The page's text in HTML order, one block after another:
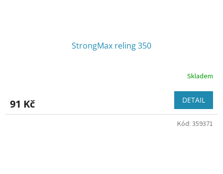
StrongMax reling 350
Skladem
91 Kč DETAIL
Kód: 359371